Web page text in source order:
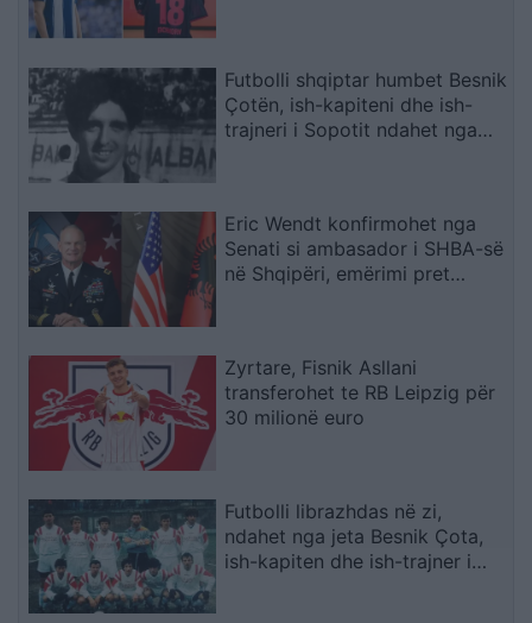
Futbolli shqiptar humbet Besnik
Çotën, ish-kapiteni dhe ish-
trajneri i Sopotit ndahet nga
Eric Wendt konfirmohet nga
Senati si ambasador i SHBA-së
në Shqipëri, emërimi pret
Zyrtare, Fisnik Asllani
transferohet te RB Leipzig për
30 milionë euro
Futbolli librazhdas në zi,
ndahet nga jeta Besnik Çota,
ish-kapiten dhe ish-trajner i